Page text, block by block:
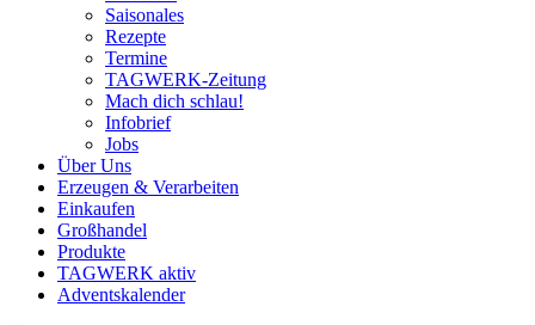
Saisonales
Rezepte
Termine
TAGWERK-Zeitung
Mach dich schlau!
Infobrief
Jobs
Über Uns
Erzeugen & Verarbeiten
Einkaufen
Großhandel
Produkte
TAGWERK aktiv
Adventskalender